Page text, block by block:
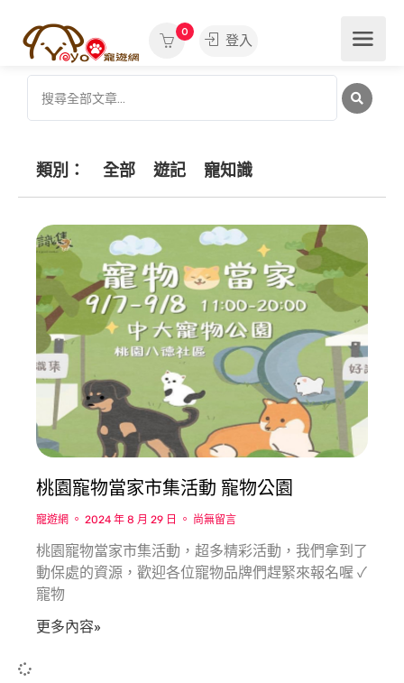
0
登入
類別： 全部 遊記 寵知識
桃園寵物當家市集活動 寵物公園
寵遊網 2024 年 8 月 29 日 尚無留言
桃園寵物當家市集活動，超多精彩活動，我們拿到了
動保處的資源，歡迎各位寵物品牌們趕緊來報名喔 ✓
寵物
更多內容»